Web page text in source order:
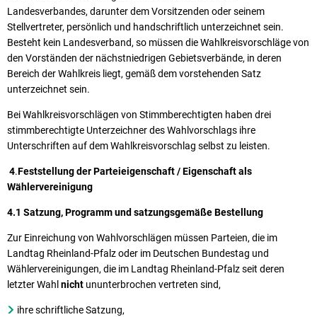
Landesverbandes, darunter dem Vorsitzenden oder seinem
Stellvertreter, persönlich und handschriftlich unterzeichnet sein.
Besteht kein Landesverband, so müssen die Wahlkreisvorschläge von
den Vorständen der nächstniedrigen Gebietsverbände, in deren
Bereich der Wahlkreis liegt, gemäß dem vorstehenden Satz
unterzeichnet sein.
Bei Wahlkreisvorschlägen von Stimmberechtigten haben drei
stimmberechtigte Unterzeichner des Wahlvorschlags ihre
Unterschriften auf dem Wahlkreisvorschlag selbst zu leisten.
4.Feststellung der Parteieigenschaft / Eigenschaft als
Wählervereinigung
4.1 Satzung, Programm und satzungsgemäße Bestellung
Zur Einreichung von Wahlvorschlägen müssen Parteien, die im
Landtag Rheinland-Pfalz oder im Deutschen Bundestag und
Wählervereinigungen, die im Landtag Rheinland-Pfalz seit deren
letzter Wahlnicht ununterbrochen vertreten sind,
ihre schriftliche Satzung,